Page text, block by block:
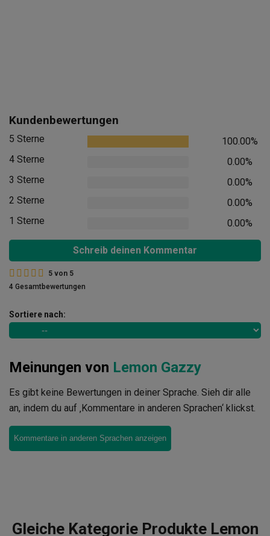
Kundenbewertungen
5 Sterne
100.00%
4 Sterne
0.00%
3 Sterne
0.00%
2 Sterne
0.00%
1 Sterne
0.00%
Schreib deinen Kommentar
5 von 5
4 Gesamtbewertungen
Sortiere nach:
Meinungen von Lemon Gazzy
Es gibt keine Bewertungen in deiner Sprache. Sieh dir alle
an, indem du auf ‚Kommentare in anderen Sprachen‘ klickst.
Kommentare in anderen Sprachen anzeigen
Gleiche Kategorie Produkte Lemon